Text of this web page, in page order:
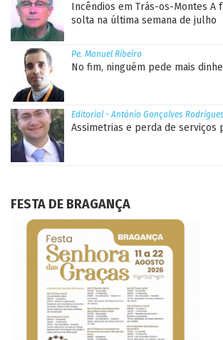
Incêndios em Trás-os-Montes A
solta na última semana de julho
Pe. Manuel Ribeiro
No fim, ninguém pede mais
Editorial - António Gonçalves Rodrigues
Assimetrias e perda de serviços
FESTA DE BRAGANÇA